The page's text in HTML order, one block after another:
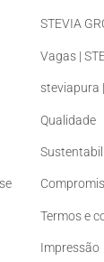
STEVIA
Vagas |
steviapura
Qualidade
Termos e
Impressão